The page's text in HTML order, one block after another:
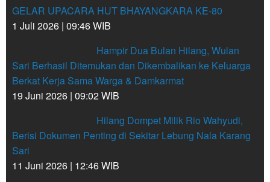
GELAR UPACARA HUT BHAYANGKARA KE-80
1 Juli 2026 | 09:46 WIB
Hampir Dua Bulan Hilang, Wulan
Sari Berhasil Ditemukan dan Dikembalikan ke Keluarga
Berkat Kerja Sama Warga & Damkarmat
19 Juni 2026 | 09:02 WIB
Hilang Dompet Milik Rio Wahyudi,
Berisi Dokumen Penting di Sekitar Lebung Nala Karang
Sari
11 Juni 2026 | 12:46 WIB